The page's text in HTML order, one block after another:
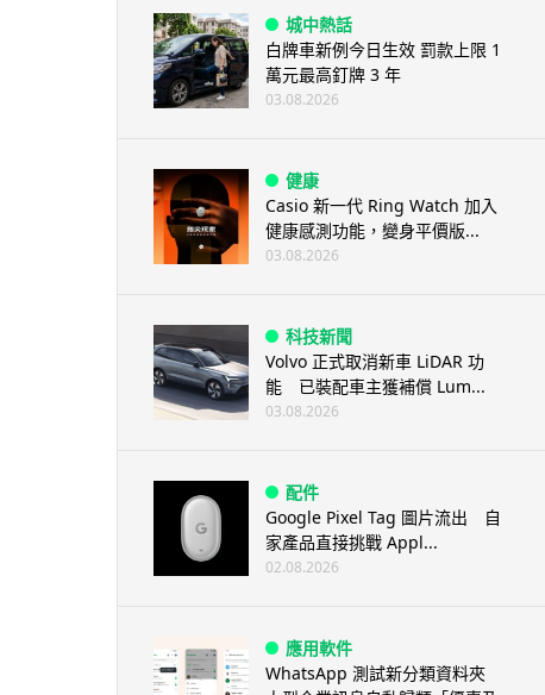
城中熱話
白牌車新例今日生效 罰款上限 1
萬元最高釘牌 3 年
03.08.2026
健康
Casio 新一代 Ring Watch 加入
健康感測功能，變身平價版...
03.08.2026
科技新聞
Volvo 正式取消新車 LiDAR 功
能 已裝配車主獲補償 Lum...
03.08.2026
配件
Google Pixel Tag 圖片流出 自
家產品直接挑戰 Appl...
02.08.2026
應用軟件
WhatsApp 測試新分類資料夾